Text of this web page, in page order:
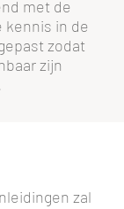
met de
kennis in de
zodat
zijn
zal